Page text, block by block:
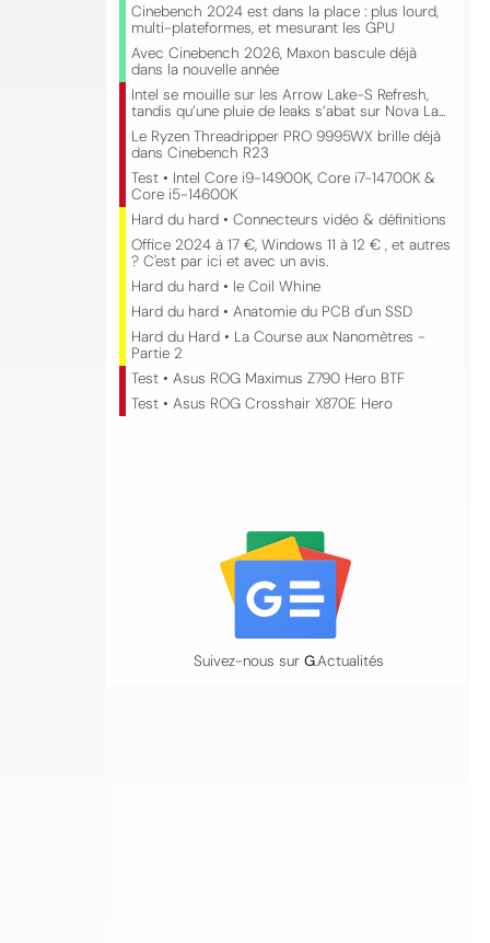
Cinebench 2024 est dans la place : plus lourd,
multi-plateformes, et mesurant les GPU
Avec Cinebench 2026, Maxon bascule déjà
dans la nouvelle année
Intel se mouille sur les Arrow Lake-S Refresh,
tandis qu’une pluie de leaks s’abat sur Nova La...
Le Ryzen Threadripper PRO 9995WX brille déjà
dans Cinebench R23
Test • Intel Core i9-14900K, Core i7-14700K &
Core i5-14600K
Hard du hard • Connecteurs vidéo & définitions
Office 2024 à 17 €, Windows 11 à 12 € , et autres
? C'est par ici et avec un avis.
Hard du hard • le Coil Whine
Hard du hard • Anatomie du PCB d'un SSD
Hard du Hard • La Course aux Nanomètres -
Partie 2
Test • Asus ROG Maximus Z790 Hero BTF
Test • Asus ROG Crosshair X870E Hero
Suivez-nous sur G.Actualités